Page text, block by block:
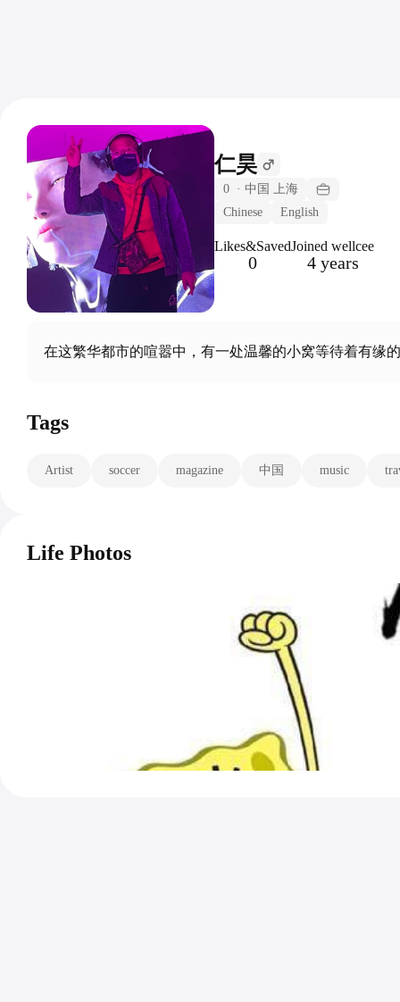
仁昊
0 · 中国 上海
Chinese
English
Likes&Saved
0
Joined wellcee
4 years
在这繁华都市的喧嚣中，有一处温馨的小窝等待着有缘
Tags
Artist soccer magazine 中国 music
Life Photos